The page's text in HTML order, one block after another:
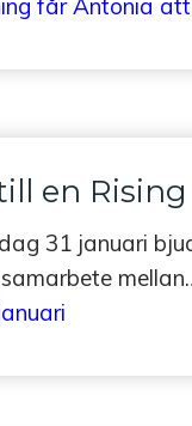
får Antonia
en
31 januari